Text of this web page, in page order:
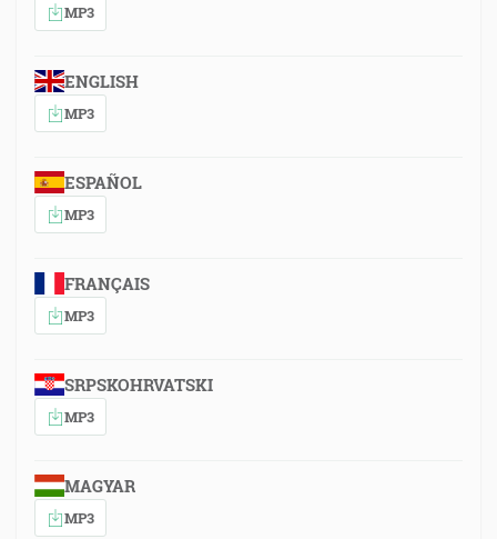
MP3
ENGLISH
MP3
ESPAÑOL
MP3
FRANÇAIS
MP3
SRPSKOHRVATSKI
MP3
MAGYAR
MP3